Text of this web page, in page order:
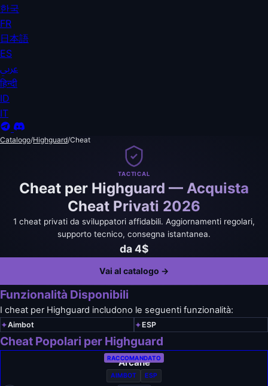
한국
FR
日本語
ES
عربي
हिन्दी
ID
IT
Catalogo/Highguard/Cheat
TACTICAL
Cheat per Highguard — Acquista
Cheat Privati 2026
1 cheat privati da sviluppatori affidabili. Aggiornamenti regolari,
supporto tecnico, consegna istantanea.
da 4$
Vai al catalogo →
Funzionalità Disponibili
I cheat per Highguard includono le seguenti funzionalità:
✦Aimbot ✦ ESP
Cheat Popolari per Highguard
RACCOMANDATO
Arcane
AIMBOT ESP